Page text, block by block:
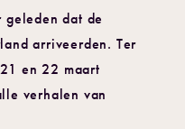
dat de
arriveerden. Ter
en 22 maart
verhalen van